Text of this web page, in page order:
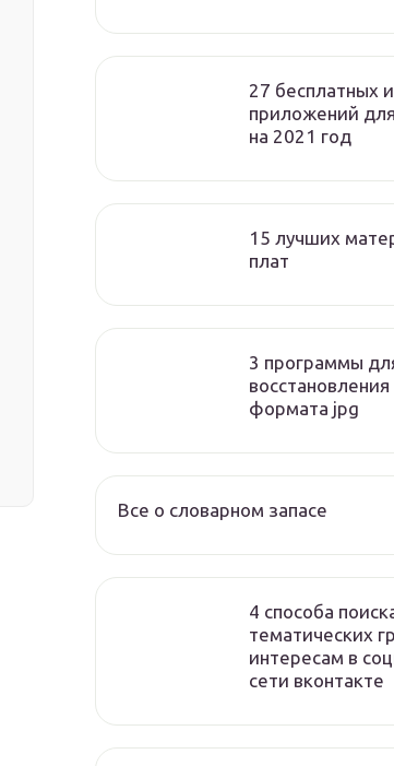
27 бесплатных
приложений
на 2021 год
15 лучших
плат
3 программы
формата jpg
Все о словарном запасе
4 способа
тематических
интересам в
сети вконтакте